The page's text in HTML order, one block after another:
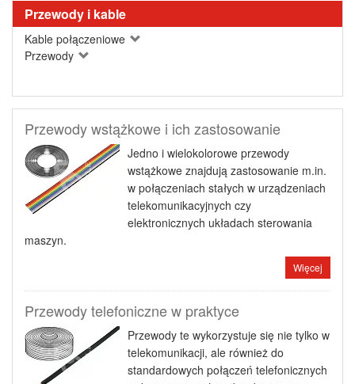
Przewody i kable
Kable połączeniowe
Przewody
Przewody wstążkowe i ich zastosowanie
Jedno i wielokolorowe przewody
wstążkowe znajdują zastosowanie m.in.
w połączeniach stałych w urządzeniach
telekomunikacyjnych czy
elektronicznych układach sterowania
maszyn.
Więcej
Przewody telefoniczne w praktyce
Przewody te wykorzystuje się nie tylko w
telekomunikacji, ale również do
standardowych połączeń telefonicznych